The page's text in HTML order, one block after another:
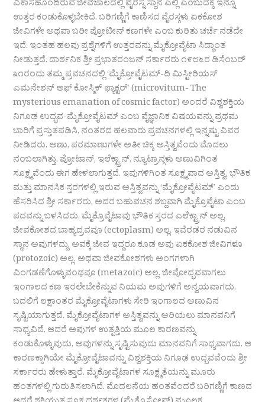
ವಿಕಾಸಹೊಂದಿರುವ ಜೀವಜಾಲದಲ್ಲಿ ವೈರಸ್ನ ಸ್ಥಾನ ಎಲ್ಲಿ ಎಂಬುದಕ್ಕೆ ಇನ್ನೂ
ಉತ್ತರ ಕಂಡುಕೊಳ್ಳಬೇಕಿದೆ. ಬರಿಗಣ್ಣಿಗೆ ಕಾಣಿಸದ ವೈರಸ್ಗಳು ಏಕಕೋಶ
ಜೀವಿಗಳೇ ಅಥವಾ ಬರೀ ಪ್ರೋಟೀನ್ ಕಣಗಳೇ ಎಂಬ ಕುರಿತು ಚರ್ಚೆ ನಡೆದೇ
ಇದೆ. ಇಂತಹ ಹಲವು ಪ್ರಶ್ನೆಗಳಿಗೆ ಉತ್ತರವನ್ನು ಮೈಕ್ರೋವೈಟಾ ಸಿದ್ಧಾಂತ
ನೀಡುತ್ತದೆ. ದಾರ್ಶನಿಕ ಶ್ರೀ ಪ್ರಭಾತರಂಜನ್ ಸರ್ಕಾರರು ೧೯೮೬ರ ಡಿಸೆಂಬರ್
೩೧ರಂದು ತಮ್ಮ ಪ್ರವಚನದಲ್ಲಿ ‘ಮೈಕ್ರೋವೈಟಮ್-ದಿ ಮಿಸ್ಟೀರಿಯಸ್
ಎಮನೇಶನ್ ಆಫ್ ಕೋಸ್ಮಿಕ್ ಫ್ಯಾಕ್ಟರ್’ (microvitum- The
mysterious emanation of cosmic factor) ಅಂದರೆ ವಿಶ್ವಶಕ್ತಿಯ
ನಿಗೂಢ ಉದ್ಭವ-ಮೈಕ್ರೋವೈಟಮ್ ಎಂಬ ವೈಜ್ಞಾನಿಕ ವಿಷಯವನ್ನು ಪ್ರಥಮ
ಬಾರಿಗೆ ಪ್ರಸ್ತುತಪಡಿಸಿ, ನಂತರದ ಹಲವಾರು ಪ್ರವಚನಗಳಲ್ಲಿ ಇನ್ನಷ್ಟು ವಿವರ
ನೀಡಿದರು. ಅಣು, ಪರಮಾಣುಗಳೇ ಅತೀ ಚಿಕ್ಕ ಅಸ್ತಿತ್ವವೆಂದು ಮೊದಲು
ನಂಬಲಾಗಿತ್ತು. ಪ್ರೋಟಾನ್, ಇಲೆಕ್ಟ್ರಾನ್, ನ್ಯೂಟ್ರಾನ್ಗಳು ಅಣುವಿಗಿಂತ
ಸೂಕ್ಷ್ಮವೆಂದು ಈಗ ಹೇಳಲಾಗುತ್ತದೆ. ಇವುಗಳಿಗಿಂತ ಸೂಕ್ಷ್ಮವಾದ ಅಸ್ತಿತ್ವ, ಭೌತಿಕ
ಮತ್ತು ಮಾನಸಿಕ ಸ್ತರಗಳಲ್ಲಿ ಇರುವ ಅಸ್ತಿತ್ವವನ್ನು ‘ಮೈಕ್ರೋವೈಟಮ್’ ಎಂದು
ಹೆಸರಿಸಿದ ಶ್ರೀ ಸರ್ಕಾರರು, ಅದರ ಬಹುವಚನ ಶಬ್ದವಾಗಿ ಮೈಕ್ರೊವೈಟಾ ಎಂಬ
ಪದವನ್ನು ಬಳಸಿದರು. ಮೈಕ್ರೊವೈಟಾವು ಭೌತಿಕ ಸ್ತರದ ಎಲೆಕ್ಟ್ರಾನ್ ಅಲ್ಲ,
ಜೀವಕೋಶದ ಬಾಹ್ಯದ್ರವವೂ (ectoplasm) ಅಲ್ಲ. ಇವೆರಡರ ನಡುವಿನ
ಸ್ಥಾನ ಅವುಗಳದ್ದು. ಅವಕ್ಕೆ ಜೀವ ಇದ್ದರೂ ಕೂಡ ಅವು ಏಕಕೋಶ ಜೀವಿಗಳೂ
(protozoic) ಅಲ್ಲ. ಅಥವಾ ಜೀವಕೋಶಗಳು ಅಂಗಗಳಾಗಿ
ವಿಂಗಡಣೆಗೊಳ್ಳುವಂಥವೂ (metazoic) ಅಲ್ಲ. ಜೀವೋದ್ಭವವಾಗಲು
ಇಂಗಾಲದ ಕಣ ಇರಲೇಬೇಕೆನ್ನುವ ನಿಯಮ ಅವುಗಳಿಗೆ ಅನ್ವಯವಾಗದು.
ಬದಲಿಗೆ ಲಕ್ಷಾಂತರ ಮೈಕ್ರೋವೈಟಾಗಳು ಸೇರಿ ಇಂಗಾಲದ ಅಣುವಿನ
ಸೃಷ್ಟಿಯಾಗುತ್ತದೆ. ಮೈಕ್ರೋವೈಟಾಗಳ ಅಸ್ತಿತ್ವವನ್ನು ಅರಿಯಲು ಮಾನವನಿಗೆ
ಸಾಧ್ಯವಿದೆ. ಆದರೆ ಅವುಗಳ ಉತ್ಪತ್ತಿಯ ಮೂಲ ಕಾರಣವನ್ನು
ಕಂಡುಕೊಳ್ಳುವುದು, ಅವುಗಳನ್ನು ಸೃಷ್ಟಿಸುವುದು ಮಾನವನಿಗೆ ಸಾಧ್ಯವಾಗದು. ಆ
ಕಾರಣಕ್ಕಾಗಿಯೇ ಮೈಕ್ರೋವೈಟಾವನ್ನು ವಿಶ್ವಶಕ್ತಿಯ ನಿಗೂಢ ಉದ್ಬವವೆಂದು ಶ್ರೀ
ಸರ್ಕಾರರು ಹೇಳುತ್ತಾರೆ. ಮೈಕ್ರೋವೈಟಾಗಳ ಸೂಕ್ಷ್ಮತೆಯನ್ನು ಮೂರು
ಹಂತಗಳಲ್ಲಿ ಗುರುತಿಸಲಾಗಿದೆ. ಮೊದಲನೆಯ ಹಂತವೆಂದರೆ ಬರಿಗಣ್ಣಿಗೆ ಕಾಣದ